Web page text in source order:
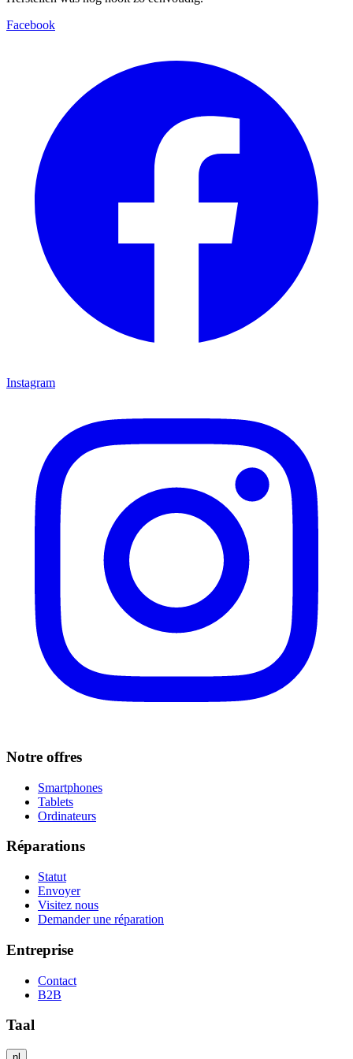
Facebook
Instagram
Notre offres
Smartphones
Tablets
Ordinateurs
Réparations
Statut
Envoyer
Visitez nous
Demander une réparation
Entreprise
Contact
B2B
Taal